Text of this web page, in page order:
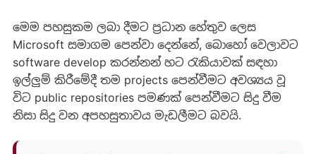
මෙම පහසුකම ලබා දීමට ප්‍රධාන හේතුව ලෙස
Microsoft සමාගම පෙන්වා දෙන්නේ, බොහෝ වෙලාවට
software develop කරන්නන් හට රැකියාවක් සඳහා
ඉල්ලුම් කිරීමේදී තම projects පෙන්වීමට අවශ්‍යය වූ
විට public repositories පමණක් පෙන්වීමට සිදු වීම
නිසා සිදු වන අපහසුතාවය මැඩලීමට බවයි.